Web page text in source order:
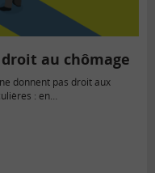
au chômage
donnent pas droit aux
: en…